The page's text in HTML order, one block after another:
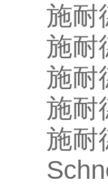
施耐
施耐
施耐
施耐
施耐